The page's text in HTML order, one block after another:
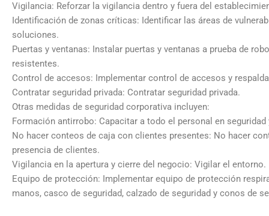
Vigilancia: Reforzar la vigilancia dentro y fuera del
Identificación de zonas críticas: Identificar las áreas de
soluciones.
Puertas y ventanas: Instalar puertas y ventanas a prueba de
resistentes.
Control de accesos: Implementar control de accesos y
Contratar seguridad privada: Contratar seguridad privada.
Otras medidas de seguridad corporativa incluyen:
Formación antirrobo: Capacitar a todo el personal en
No hacer conteos de caja con clientes presentes: No hacer
presencia de clientes.
Vigilancia en la apertura y cierre del negocio: Vigilar el entorno.
Equipo de protección: Implementar equipo de protección
manos, casco de seguridad, calzado de seguridad y conos de